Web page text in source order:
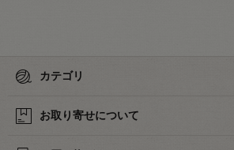
カテゴリ
お取り寄せについて